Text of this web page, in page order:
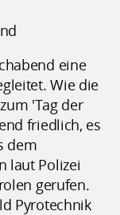
eine
Wie die
'Tag der
friedlich, es
dem
laut Polizei
gerufen.
Pyrotechnik